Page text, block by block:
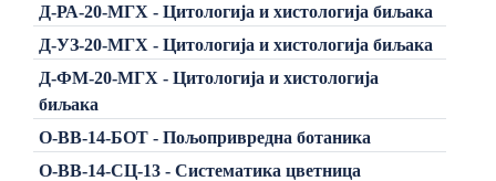
Д-РА-20-МГХ - Цитологија и хистологија биљака
Д-УЗ-20-МГХ - Цитологија и хистологија биљака
Д-ФМ-20-МГХ - Цитологија и хистологија
биљака
О-ВВ-14-БОТ - Пољопривредна ботаника
О-ВВ-14-СЦ-13 - Систематика цветница